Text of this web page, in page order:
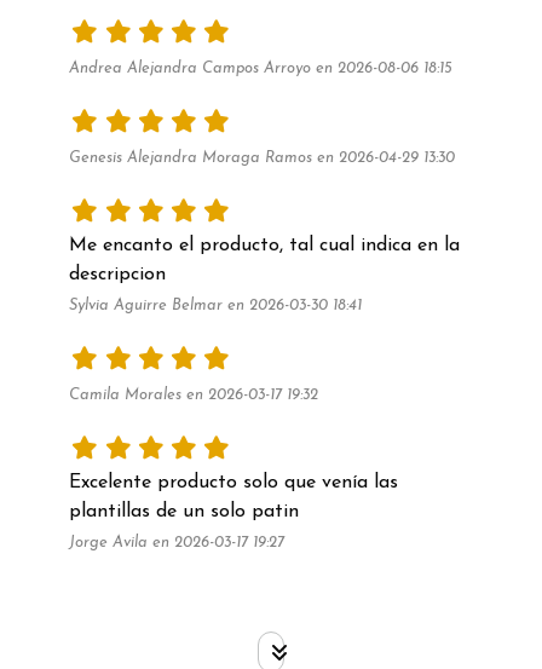
Andrea Alejandra Campos Arroyo en 2026-08-06 18:15
Genesis Alejandra Moraga Ramos en 2026-04-29 13:30
Me encanto el producto, tal cual indica en la
descripcion
Sylvia Aguirre Belmar en 2026-03-30 18:41
Camila Morales en 2026-03-17 19:32
Excelente producto solo que venía las
plantillas de un solo patin
Jorge Avila en 2026-03-17 19:27